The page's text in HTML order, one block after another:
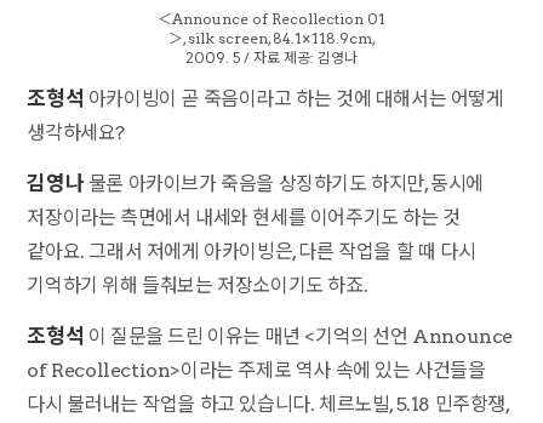
＜Announce of Recollection 01
＞, silk screen, 84.1×118.9cm,
2009. 5 / 자료 제공: 김영나
조형석 아카이빙이 곧 죽음이라고 하는 것에 대해서는 어떻게
생각하세요?
김영나 물론 아카이브가 죽음을 상징하기도 하지만, 동시에
저장이라는 측면에서 내세와 현세를 이어주기도 하는 것
같아요. 그래서 저에게 아카이빙은, 다른 작업을 할 때 다시
기억하기 위해 들춰보는 저장소이기도 하죠.
조형석 이 질문을 드린 이유는 매년 <기억의 선언 Announce
of Recollection>이라는 주제로 역사 속에 있는 사건들을
다시 불러내는 작업을 하고 있습니다. 체르노빌, 5.18 민주항쟁,